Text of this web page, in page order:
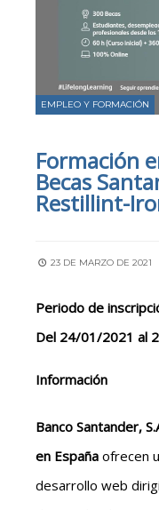
EMPLEO Y FORMACIÓN
Formación
Becas
Restillint-
23 DE MARZO DE 2021
Periodo de
Del 24/01/2021 al
Información
Banco Santander,
en España ofrecen
desarrollo web